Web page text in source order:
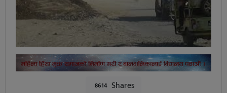
8614 Shares